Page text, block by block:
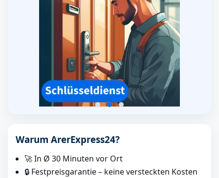
Warum ArerExpress24?
🚀 In Ø 30 Minuten vor Ort
🔒 Festpreisgarantie – keine versteckten Kosten